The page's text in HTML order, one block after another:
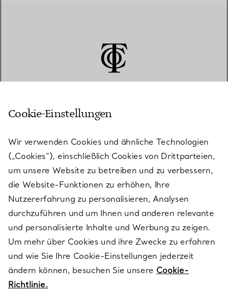
KUNDENSERVICE
SERVICES
ÜBER TIFFANY & CO.
RECHTLICHE HINWEISE
FOLGEN SIE UNS
Cookie-Einstellungen
Wir verwenden Cookies und ähnliche Technologien
(„Cookies“), einschließlich Cookies von Drittparteien,
um unsere Website zu betreiben und zu verbessern,
die Website-Funktionen zu erhöhen, Ihre
Nutzererfahrung zu personalisieren, Analysen
durchzuführen und um Ihnen und anderen relevante
und personalisierte Inhalte und Werbung zu zeigen.
Um mehr über Cookies und ihre Zwecke zu erfahren
und wie Sie Ihre Cookie-Einstellungen jederzeit
ändern können, besuchen Sie unsere Cookie-
Richtlinie.